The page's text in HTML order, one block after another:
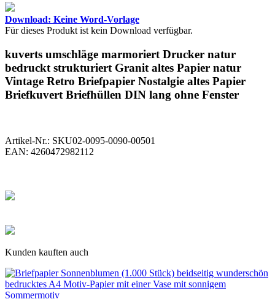
Download: Keine Word-Vorlage
Für dieses Produkt ist kein Download verfügbar.
kuverts umschläge marmoriert Drucker natur
bedruckt strukturiert Granit altes Papier natur
Vintage Retro Briefpapier Nostalgie altes Papier
Briefkuvert Briefhüllen DIN lang ohne Fenster
Artikel-Nr.: SKU02-0095-0090-00501
EAN: 4260472982112
Kunden kauften auch